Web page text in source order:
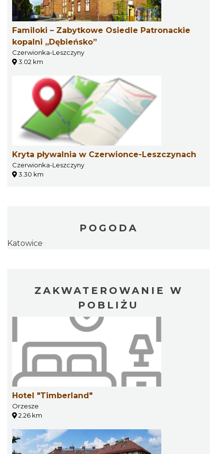
Familoki – Zabytkowe Osiedle Patronackie
kopalni „Dębieńsko”
Czerwionka-Leszczyny
3.02 km
Kryta pływalnia w Czerwionce-Leszczynach
Czerwionka-Leszczyny
3.30 km
POGODA
Katowice
ZAKWATEROWANIE W
POBLIŻU
Hotel "Timberland"
Orzesze
2.26 km